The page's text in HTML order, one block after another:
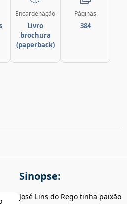
Encardenação
Livro
brochura
(paperback)
Páginas
384
Sinopse:
José Lins do Rego tinha paixão